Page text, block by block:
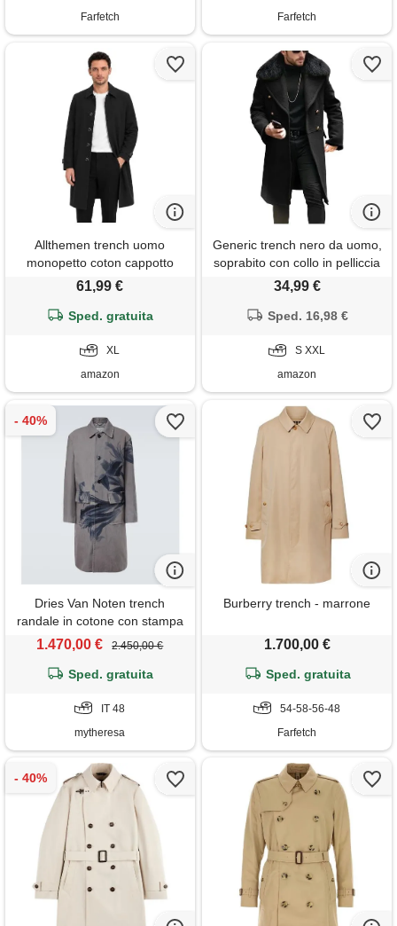
Farfetch
Farfetch
Allthemen trench uomo
monopetto coton cappotto
leggero risvolto media
primavera nero xl
61,99 €
Sped. gratuita
XL
amazon
Generic trench nero da uomo,
soprabito con collo in pelliccia
sintetica rimovibile, cappotto
34,99 €
Sped. 16,98 €
S XXL
amazon
Dries Van Noten trench
randale in cotone con stampa
floreale
1.470,00 € 2.450,00 €
Sped. gratuita
IT 48
mytheresa
Burberry trench - marrone
1.700,00 €
Sped. gratuita
54-58-56-48
Farfetch